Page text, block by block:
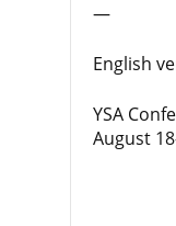
—
English
YSA
August